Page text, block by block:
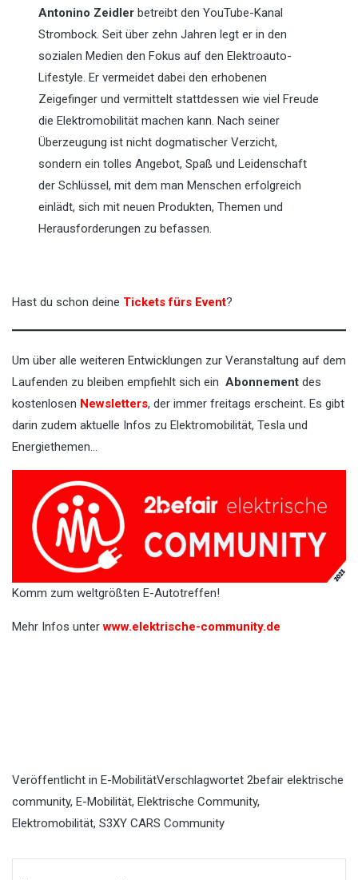
Antonino Zeidler betreibt den YouTube-Kanal
Strombock. Seit über zehn Jahren legt er in den
sozialen Medien den Fokus auf den Elektroauto-
Lifestyle. Er vermeidet dabei den erhobenen
Zeigefinger und vermittelt stattdessen wie viel Freude
die Elektromobilität machen kann. Nach seiner
Überzeugung ist nicht dogmatischer Verzicht,
sondern ein tolles Angebot, Spaß und Leidenschaft
der Schlüssel, mit dem man Menschen erfolgreich
einlädt, sich mit neuen Produkten, Themen und
Herausforderungen zu befassen.
Hast du schon deine Tickets fürs Event?
Um über alle weiteren Entwicklungen zur Veranstaltung auf dem
Laufenden zu bleiben empfiehlt sich ein Abonnement des
kostenlosen Newsletters, der immer freitags erscheint. Es gibt
darin zudem aktuelle Infos zu Elektromobilität, Tesla und
Energiethemen…
Komm zum weltgrößten E-Autotreffen!
Mehr Infos unterwww.elektrische-community.de
Veröffentlicht in E-MobilitätVerschlagwortet 2befair elektrische
community, E-Mobilität, Elektrische Community,
Elektromobilität, S3XY CARS Community